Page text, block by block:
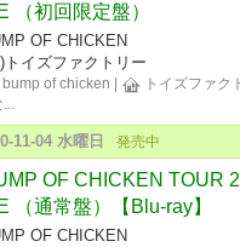
（初回限定盤）
OF CHICKEN
トイズファクトリー
bump of chicken
トイズファク
...
11-04 水曜日 発売中
OF CHICKEN TOUR
（通常盤）【Blu-ray】
OF CHICKEN